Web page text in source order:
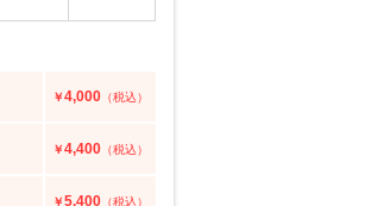
￥4,000 （税込）
￥4,400 （税込）
￥5,400 （税込）